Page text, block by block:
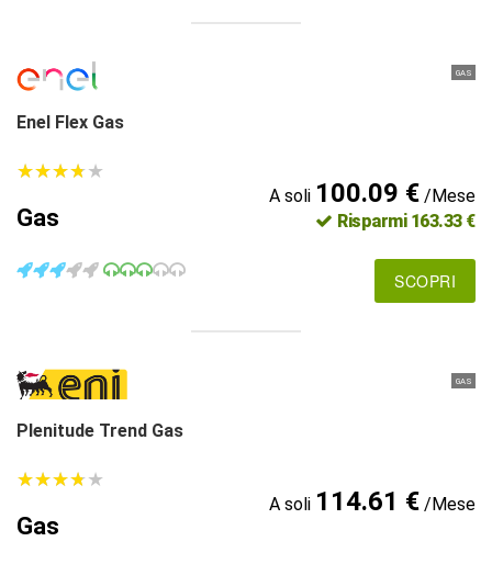
GAS
Enel Flex Gas
★★★★★
★★★★★
Gas
A soli 100.09 €/Mese
Risparmi 163.33 €
SCOPRI
GAS
Plenitude Trend Gas
★★★★★
★★★★★
Gas
A soli 114.61 €/Mese